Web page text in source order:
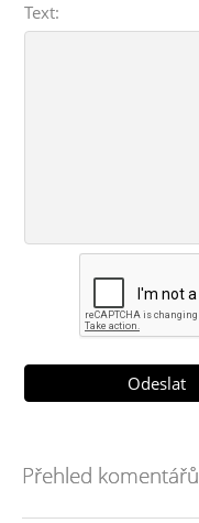
Text:
Přehled komentářů